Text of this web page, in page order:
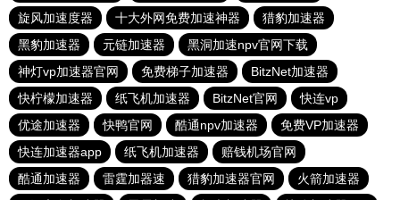
旋风加速度器
十大外网免费加速神器
猎豹加速器
黑豹加速器
元链加速器
黑洞加速npv官网下载
神灯vp加速器官网
免费梯子加速器
BitzNet加速器
快柠檬加速器
纸飞机加速器 BitzNet官网
快连vp
优途加速器
快鸭官网 酷通npv加速器
免费VP加速器
快连加速器app
纸飞机加速器
赔钱机场官网
酷通加速器
雷霆加器速 猎豹加速器官网
火箭加速器